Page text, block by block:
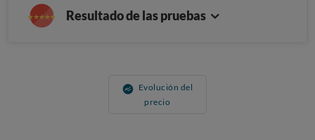
Resultado de las pruebas
Evolución del
precio